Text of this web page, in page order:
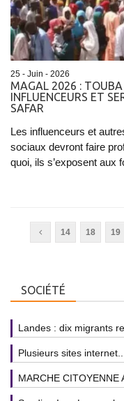
25 - Juin - 2026
MAGAL 2026 : TOUBA
INFLUENCEURS ET
SAFAR
Les influenceurs et
sociaux devront faire
quoi, ils s’exposent aux
14 18 19
SOCIÉTÉ
Landes : dix migrants
Plusieurs sites internet...
MARCHE CITOYENNE